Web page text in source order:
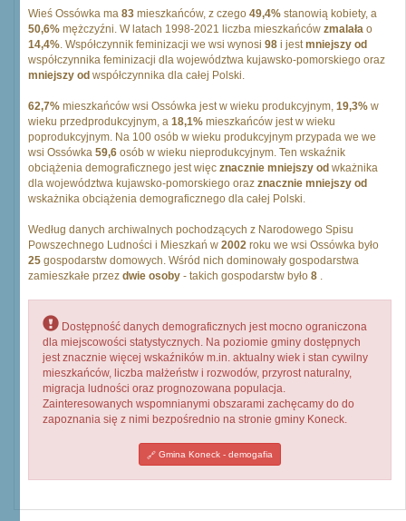
Wieś Ossówka ma 83 mieszkańców, z czego 49,4% stanowią kobiety, a
50,6% mężczyźni. W latach 1998-2021 liczba mieszkańców zmalała o
14,4%. Współczynnik feminizacji we wsi wynosi 98 i jestmniejszy od
współczynnika feminizacji dla województwa kujawsko-pomorskiego oraz
mniejszy od współczynnika dla całej Polski.
62,7% mieszkańców wsi Ossówka jest w wieku produkcyjnym, 19,3% w
wieku przedprodukcyjnym, a 18,1% mieszkańców jest w wieku
poprodukcyjnym. Na 100 osób w wieku produkcyjnym przypada we we
wsi Ossówka 59,6 osób w wieku nieprodukcyjnym. Ten wskaźnik
obciążenia demograficznego jest więc znacznie mniejszy od wkażnika
dla województwa kujawsko-pomorskiego oraz znacznie mniejszy od
wskażnika obciążenia demograficznego dla całej Polski.
Według danych archiwalnych pochodzących z Narodowego Spisu
Powszechnego Ludności i Mieszkań w 2002 roku we wsi Ossówka było
25 gospodarstw domowych. Wśród nich dominowały gospodarstwa
zamieszkałe przez dwie osoby - takich gospodarstw było 8 .
Dostępność danych demograficznych jest mocno ograniczona
dla miejscowości statystycznych. Na poziomie gminy dostępnych
jest znacznie więcej wskaźników m.in. aktualny wiek i stan cywilny
mieszkańców, liczba małżeństw i rozwodów, przyrost naturalny,
migracja ludności oraz prognozowana populacja.
Zainteresowanych wspomnianymi obszarami zachęcamy do do
zapoznania się z nimi bezpośrednio na stronie gminy Koneck.
Gmina Koneck - demogafia